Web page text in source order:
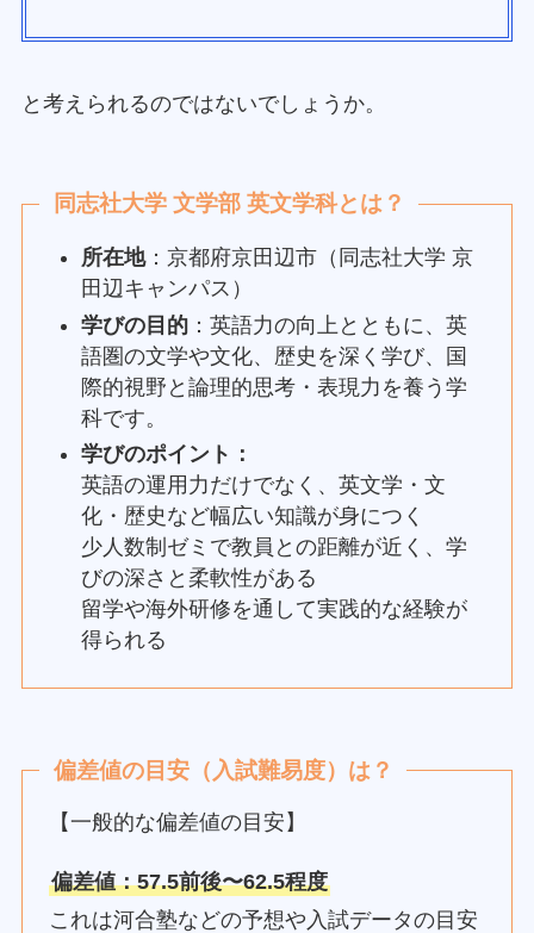
と考えられるのではないでしょうか。
同志社大学 文学部 英文学科とは？
所在地：京都府京田辺市（同志社大学 京
田辺キャンパス）
学びの目的 ：英語力の向上とともに、英
語圏の文学や文化、歴史を深く学び、国
際的視野と論理的思考・表現力を養う学
科です。
学びのポイント：
英語の運用力だけでなく、英文学・文
化・歴史など幅広い知識が身につく
少人数制ゼミで教員との距離が近く、学
びの深さと柔軟性がある
留学や海外研修を通して実践的な経験が
得られる
偏差値の目安（入試難易度）は？
【一般的な偏差値の目安】
偏差値：57.5前後〜62.5程度
これは河合塾などの予想や入試データの目安